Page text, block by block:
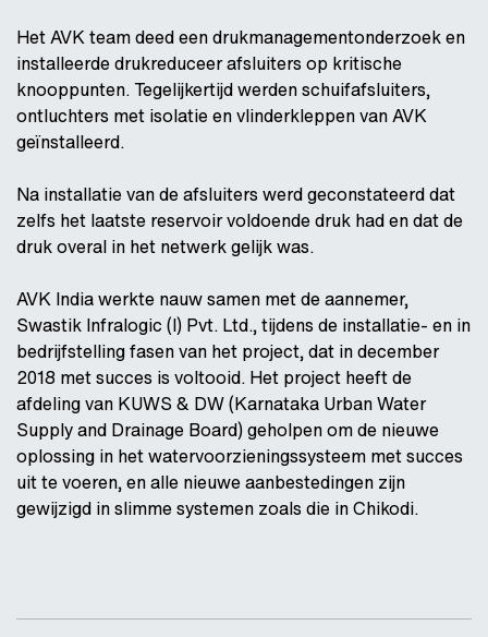
Het AVK team deed een drukmanagementonderzoek en
installeerde drukreduceer afsluiters op kritische
knooppunten. Tegelijkertijd werden schuifafsluiters,
ontluchters met isolatie en vlinderkleppen van AVK
geïnstalleerd.
Na installatie van de afsluiters werd geconstateerd dat
zelfs het laatste reservoir voldoende druk had en dat de
druk overal in het netwerk gelijk was.
AVK India werkte nauw samen met de aannemer,
Swastik Infralogic (I) Pvt. Ltd., tijdens de installatie- en in
bedrijfstelling fasen van het project, dat in december
2018 met succes is voltooid. Het project heeft de
afdeling van KUWS & DW (Karnataka Urban Water
Supply and Drainage Board) geholpen om de nieuwe
oplossing in het watervoorzieningssysteem met succes
uit te voeren, en alle nieuwe aanbestedingen zijn
gewijzigd in slimme systemen zoals die in Chikodi.